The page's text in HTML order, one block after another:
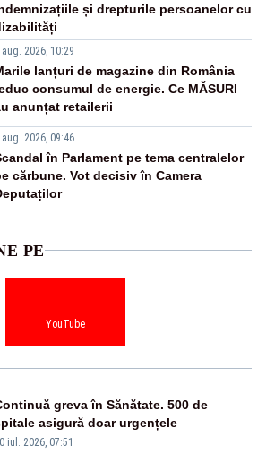
și drepturile persoanelor cu
2026, 10:29
lanțuri de magazine din România
consumul de energie. Ce MĂSURI
anunțat retailerii
2026, 09:46
în Parlament pe tema centralelor
cărbune. Vot decisiv în Camera
PE
YouTube
greva în Sănătate. 500 de
asigură doar urgențele
iul. 2026, 07:51